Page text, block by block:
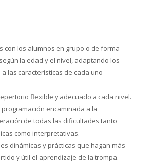
con los alumnos en grupo o de forma
la edad y el nivel, adaptando los
las características de cada uno
flexible y adecuado a cada nivel.
programación encaminada a la
de todas las dificultades tanto
como interpretativas.
dinámicas y prácticas que hagan más
y útil el aprendizaje de la trompa.